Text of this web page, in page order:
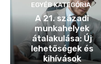
EGYÉB KATEGÓRIA
A 21. századi
munkahelyek
átalakulása: Új
lehetőségek és
kihívások